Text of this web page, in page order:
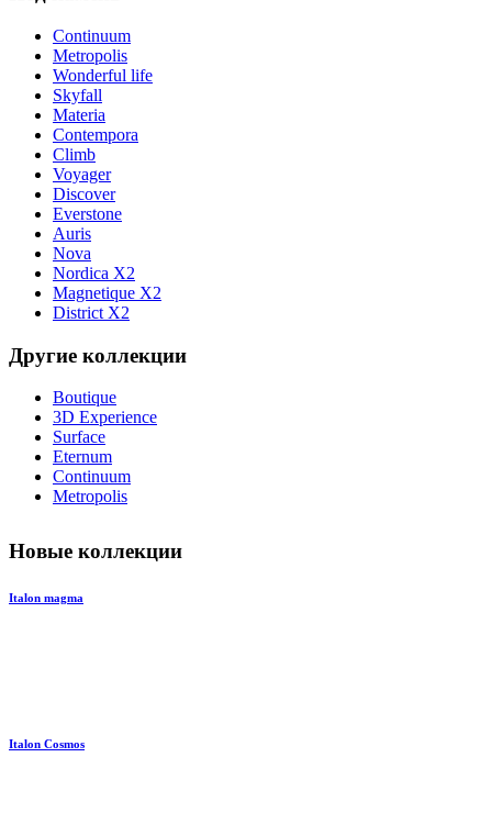
Continuum
Metropolis
Wonderful life
Skyfall
Materia
Contempora
Climb
Voyager
Discover
Everstone
Auris
Nova
Nordica X2
Magnetique X2
District X2
Другие коллекции
Boutique
3D Experience
Surface
Eternum
Continuum
Metropolis
Новые коллекции
Italon magma
Italon Cosmos